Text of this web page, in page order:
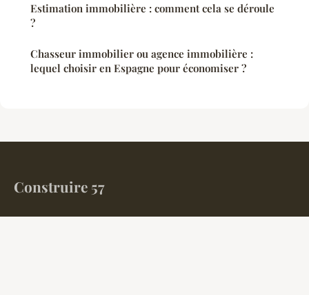
Estimation immobilière : comment cela se déroule
?
Chasseur immobilier ou agence immobilière :
lequel choisir en Espagne pour économiser ?
Construire 57